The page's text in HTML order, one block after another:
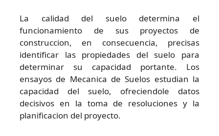
La calidad del suelo determina el
funcionamiento de sus proyectos de
construccion, en consecuencia, precisas
identificar las propiedades del suelo para
determinar su capacidad portante. Los
ensayos de Mecanica de Suelos estudian la
capacidad del suelo, ofreciendole datos
decisivos en la toma de resoluciones y la
planificacion del proyecto.